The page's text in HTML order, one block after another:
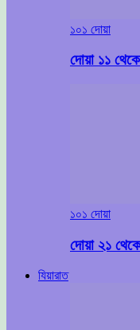
১০১ দোয়া
দোয়া ১১
১০১ দোয়া
দোয়া ২১
যিয়ারাত